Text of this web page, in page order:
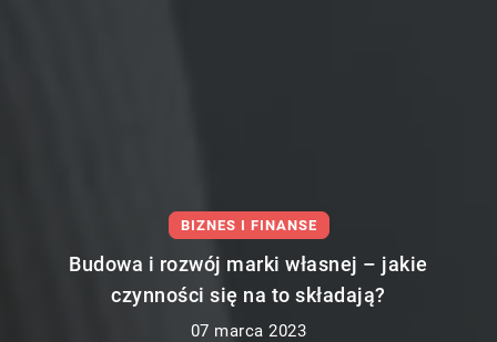
LIFE & STYLE
Dlaczego ludzie kolekcjonują nasiona
marihuany?
15 lutego 2023